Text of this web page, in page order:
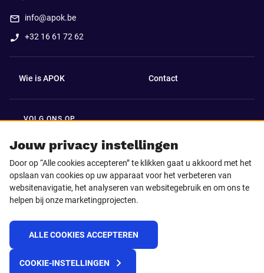
Jouw privacy instellingen
Door op “Alle cookies accepteren” te klikken gaat u akkoord met het
opslaan van cookies op uw apparaat voor het verbeteren van
websitenavigatie, het analyseren van websitegebruik en om ons te
helpen bij onze marketingprojecten.
ALLE COOKIES ACCEPTEREN
COOKIE-INSTELLINGEN
info@apok.be
+32 16 61 72 62
Wie is APOK Contact
VOLG ONS OP
Facebook LinkedIn
Instagram TikTok